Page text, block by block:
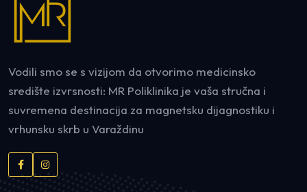
Vodili smo se s vizijom da otvorimo medicinsko
središte izvrsnosti: MR Poliklinika je vaša stručna i
suvremena destinacija za magnetsku dijagnostiku i
vrhunsku skrb u Varaždinu